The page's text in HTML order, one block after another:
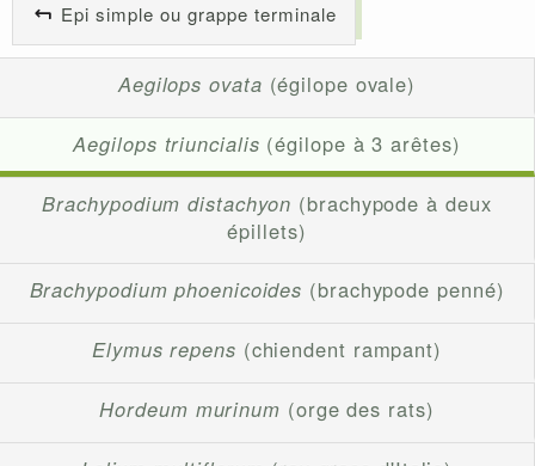
Epi simple ou grappe terminale
Aegilops ovata (égilope ovale)
Aegilops triuncialis (égilope à 3 arêtes)
Brachypodium distachyon (brachypode à deux
épillets)
Brachypodium phoenicoides (brachypode penné)
Elymus repens (chiendent rampant)
Hordeum murinum (orge des rats)